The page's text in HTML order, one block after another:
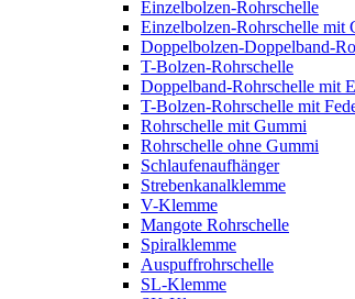
Einzelbolzen-Rohrschelle
Einzelbolzen-Rohrschelle mit
Doppelbolzen-Doppelband-
T-Bolzen-Rohrschelle
Doppelband-Rohrschelle mit
T-Bolzen-Rohrschelle mit
Rohrschelle mit Gummi
Rohrschelle ohne Gummi
Schlaufenaufhänger
Strebenkanalklemme
V-Klemme
Mangote Rohrschelle
Spiralklemme
Auspuffrohrschelle
SL-Klemme